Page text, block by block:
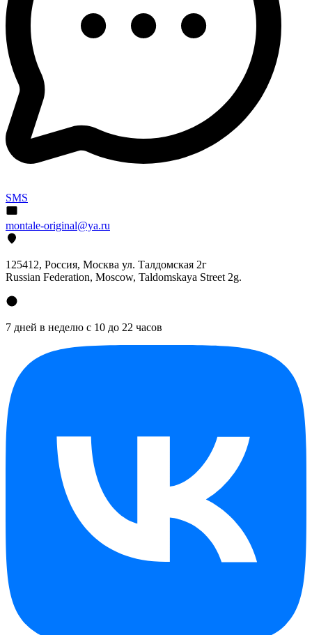
SMS
montale-original@ya.ru
125412, Россия, Москва ул. Талдомская 2г
Russian Federation, Moscow, Taldomskaya Street 2g.
7 дней в неделю с 10 до 22 часов